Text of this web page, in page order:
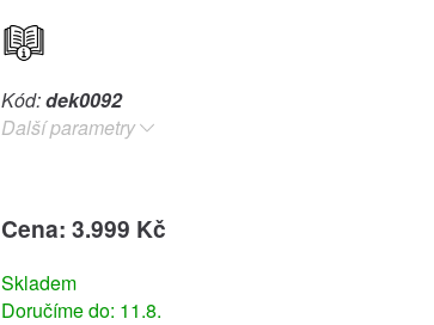
Kód:dek0092
Další parametry
Cena: 3.999 Kč
Skladem
Doručíme do: 11.8.